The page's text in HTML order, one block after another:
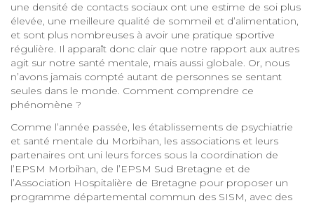
une densité de contacts sociaux ont une estime de soi plus
élevée, une meilleure qualité de sommeil et d’alimentation,
et sont plus nombreuses à avoir une pratique sportive
régulière. Il apparaît donc clair que notre rapport aux autres
agit sur notre santé mentale, mais aussi globale. Or, nous
n’avons jamais compté autant de personnes se sentant
seules dans le monde. Comment comprendre ce
phénomène ?
Comme l’année passée, les établissements de psychiatrie
et santé mentale du Morbihan, les associations et leurs
partenaires ont uni leurs forces sous la coordination de
l’EPSM Morbihan, de l’EPSM Sud Bretagne et de
l’Association Hospitalière de Bretagne pour proposer un
programme départemental commun des SISM, avec des